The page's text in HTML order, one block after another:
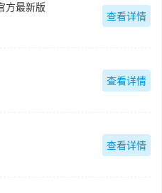
方最新版
查看详情
查看详情
查看详情